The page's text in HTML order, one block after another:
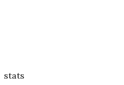
stats